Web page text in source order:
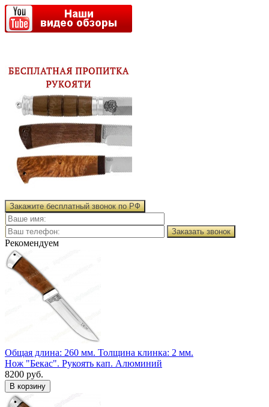
Закажите бесплатный звонок по РФ
Заказать звонок
Рекомендуем
Общая длина: 260 мм. Толщина клинка: 2 мм.
Нож "Бекас". Рукоять кап. Алюминий
8200 руб.